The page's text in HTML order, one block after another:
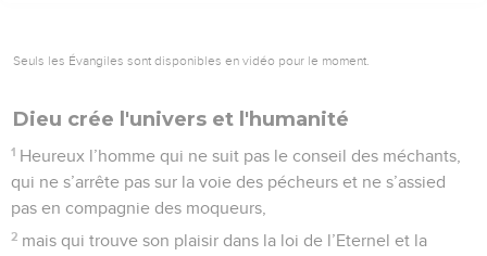
Seuls les Évangiles sont disponibles en vidéo pour le moment.
Dieu crée l'univers et l'humanité
1 Heureux l’homme qui ne suit pas le conseil des méchants,
qui ne s’arrête pas sur la voie des pécheurs et ne s’assied
pas en compagnie des moqueurs,
2 mais qui trouve son plaisir dans la loi de l’Eternel et la